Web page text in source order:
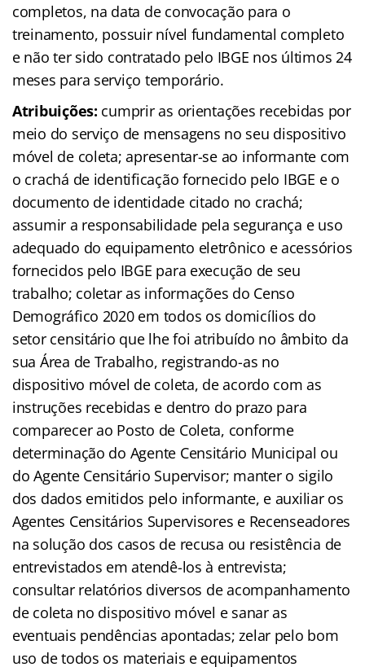
completos, na data de convocação para o
treinamento, possuir nível fundamental completo
e não ter sido contratado pelo IBGE nos últimos 24
meses para serviço temporário.
Atribuições: cumprir as orientações recebidas por
meio do serviço de mensagens no seu dispositivo
móvel de coleta; apresentar-se ao informante com
o crachá de identificação fornecido pelo IBGE e o
documento de identidade citado no crachá;
assumir a responsabilidade pela segurança e uso
adequado do equipamento eletrônico e acessórios
fornecidos pelo IBGE para execução de seu
trabalho; coletar as informações do Censo
Demográfico 2020 em todos os domicílios do
setor censitário que lhe foi atribuído no âmbito da
sua Área de Trabalho, registrando-as no
dispositivo móvel de coleta, de acordo com as
instruções recebidas e dentro do prazo para
comparecer ao Posto de Coleta, conforme
determinação do Agente Censitário Municipal ou
do Agente Censitário Supervisor; manter o sigilo
dos dados emitidos pelo informante, e auxiliar os
Agentes Censitários Supervisores e Recenseadores
na solução dos casos de recusa ou resistência de
entrevistados em atendê-los à entrevista;
consultar relatórios diversos de acompanhamento
de coleta no dispositivo móvel e sanar as
eventuais pendências apontadas; zelar pelo bom
uso de todos os materiais e equipamentos